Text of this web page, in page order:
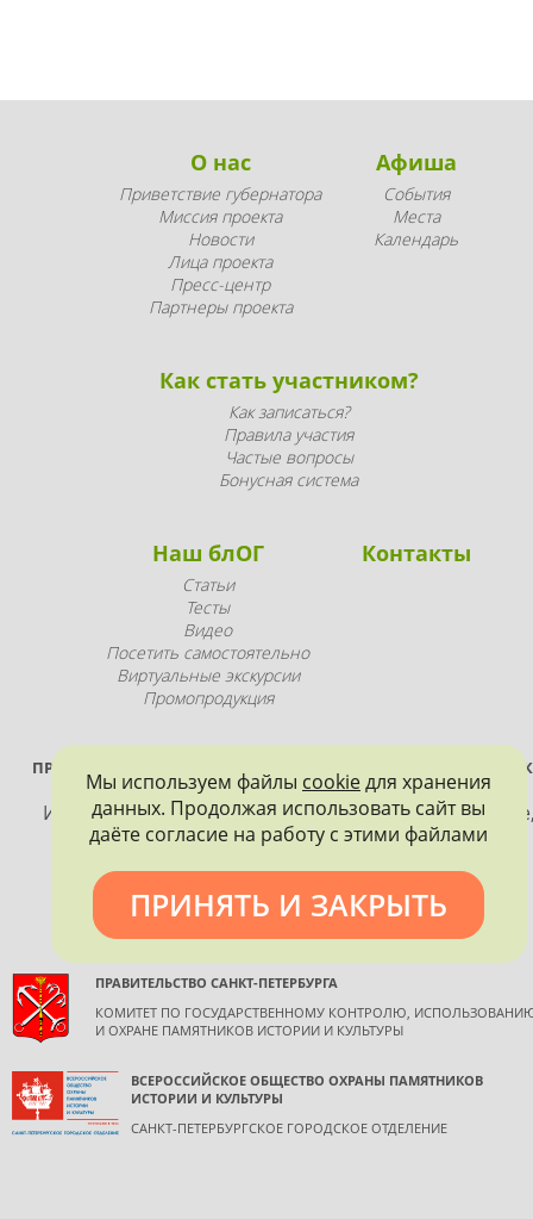
О нас
Приветствие губернатора
Миссия проекта
Новости
Лица проекта
Пресс-центр
Партнеры проекта
Афиша
События
Места
Календарь
Как стать участником?
Как записаться?
Правила участия
Частые вопросы
Бонусная система
Наш блОГ
Статьи
Тесты
Видео
Посетить самостоятельно
Виртуальные экскурсии
Промопродукция
Контакты
ПРОЕКТ РЕАЛИЗУЕТСЯ ПРИ ПОДДЕРЖКЕ ПРАВИТЕЛЬСТВА
ПЕТЕРБУРГА
Использование материалов, размещенных на
допускается только с согласия правообладателя и
обязательной ссылкой на источник информации.
ПРАВИТЕЛЬСТВО САНКТ-ПЕТЕРБУРГА
КОМИТЕТ ПО ГОСУДАРСТВЕННОМУ КОНТРОЛЮ,
И ОХРАНЕ ПАМЯТНИКОВ ИСТОРИИ И КУЛЬТУРЫ
ВСЕРОССИЙСКОЕ ОБЩЕСТВО ОХРАНЫ ПАМЯТНИКОВ
ИСТОРИИ И КУЛЬТУРЫ
САНКТ-ПЕТЕРБУРГСКОЕ ГОРОДСКОЕ ОТДЕЛЕНИЕ
Мы используем файлы cookieдля хранения
данных. Продолжая использовать сайт вы
даёте согласие на работу с этими файлами
ПРИНЯТЬ И ЗАКРЫТЬ